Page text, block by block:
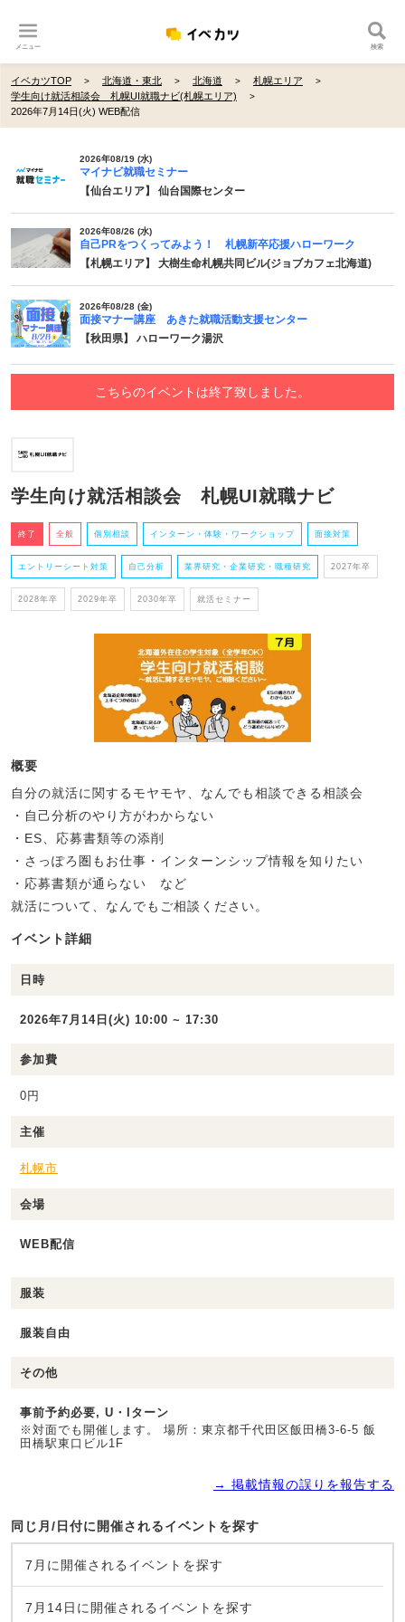
メニュー 検索
イベカツTOP 北海道・東北 北海道
札幌エリア
学生向け就活相談会 札幌UI就職ナビ(札幌エリア)
2026年7月14日(火) WEB配信
2026年08/19 (水)
マイナビ就職セミナー
【仙台エリア】 仙台国際センター
2026年08/26 (水)
自己PRをつくってみよう！ 札幌新卒応援ハローワーク
【札幌エリア】 大樹生命札幌共同ビル(ジョブカフェ北海道)
2026年08/28 (金)
面接マナー講座 あきた就職活動支援センター
【秋田県】 ハローワーク湯沢
こちらのイベントは終了致しました。
学生向け就活相談会 札幌UI就職ナビ
終了 全般 個別相談 インターン・体験・ワークショップ 面接対策
エントリーシート対策 自己分析 業界研究・企業研究・職種研究 2027年卒
2028年卒 2029年卒 2030年卒 就活セミナー
概要
自分の就活に関するモヤモヤ、なんでも相談できる相談会
・自己分析のやり方がわからない
・ES、応募書類等の添削
・さっぽろ圏もお仕事・インターンシップ情報を知りたい
・応募書類が通らない など
就活について、なんでもご相談ください。
イベント詳細
日時
2026年7月14日(火) 10:00 ~ 17:30
参加費
0円
主催
札幌市
会場
WEB配信
服装
服装自由
その他
事前予約必要, U・Iターン
※対面でも開催します。 場所：東京都千代田区飯田橋3-6-5 飯
田橋駅東口ビル1F
→ 掲載情報の誤りを報告する
同じ月/日付に開催されるイベントを探す
7月に開催されるイベントを探す
7月14日に開催されるイベントを探す